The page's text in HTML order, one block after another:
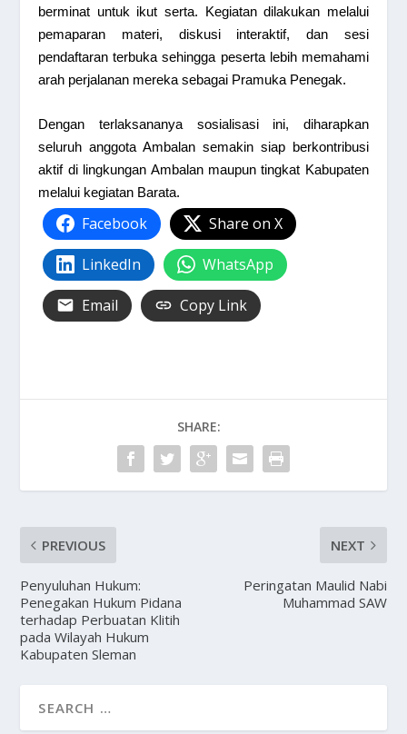
berminat untuk ikut serta. Kegiatan dilakukan melalui
pemaparan materi, diskusi interaktif, dan sesi
pendaftaran terbuka sehingga peserta lebih memahami
arah perjalanan mereka sebagai Pramuka Penegak.
Dengan terlaksananya sosialisasi ini, diharapkan
seluruh anggota Ambalan semakin siap berkontribusi
aktif di lingkungan Ambalan maupun tingkat Kabupaten
melalui kegiatan Barata.
Facebook Share on X
LinkedIn WhatsApp
Email Copy Link
SHARE:
PREVIOUS
Penyuluhan Hukum:
Penegakan Hukum Pidana
terhadap Perbuatan Klitih
pada Wilayah Hukum
Kabupaten Sleman
NEXT
Peringatan Maulid Nabi
Muhammad SAW